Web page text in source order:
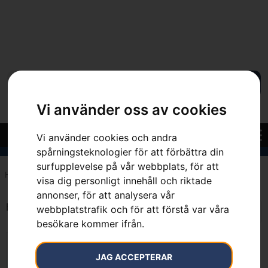
Vi använder oss av cookies
Vi använder cookies och andra
spårningsteknologier för att förbättra din
surfupplevelse på vår webbplats, för att
visa dig personligt innehåll och riktade
annonser, för att analysera vår
webbplatstrafik och för att förstå var våra
besökare kommer ifrån.
JAG ACCEPTERAR
Hem 299.5 mm
Endast ett sökresultat